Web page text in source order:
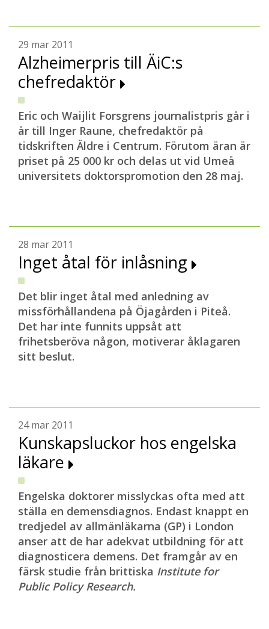
29 mar 2011
Alzheimerpris till ÄiC:s
chefredaktör
Eric och Waijlit Forsgrens journalistpris går i
år till Inger Raune, chefredaktör på
tidskriften Äldre i Centrum. Förutom äran är
priset på 25 000 kr och delas ut vid Umeå
universitets doktorspromotion den 28 maj.
28 mar 2011
Inget åtal för inlåsning
Det blir inget åtal med anledning av
missförhållandena på Öjagården i Piteå.
Det har inte funnits uppsåt att
frihetsberöva någon, motiverar åklagaren
sitt beslut.
24 mar 2011
Kunskapsluckor hos engelska
läkare
Engelska doktorer misslyckas ofta med att
ställa en demensdiagnos. Endast knappt en
tredjedel av allmänläkarna (GP) i London
anser att de har adekvat utbildning för att
diagnosticera demens. Det framgår av en
färsk studie från brittiska Institute for
Public Policy Research.